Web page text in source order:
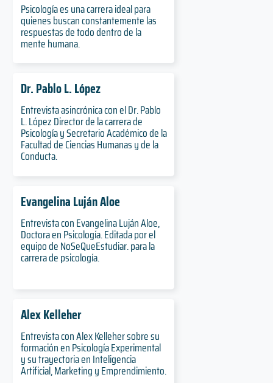
Psicología es una carrera ideal para
quienes buscan constantemente las
respuestas de todo dentro de la
mente humana.
Dr. Pablo L. López
Entrevista asincrónica con el Dr. Pablo
L. López Director de la carrera de
Psicología y Secretario Académico de la
Facultad de Ciencias Humanas y de la
Conducta.
Evangelina Luján Aloe
Entrevista con Evangelina Luján Aloe,
Doctora en Psicología. Editada por el
equipo de NoSeQueEstudiar. para la
carrera de psicología.
Alex Kelleher
Entrevista con Alex Kelleher sobre su
formación en Psicología Experimental
y su trayectoria en Inteligencia
Artificial, Marketing y Emprendimiento.